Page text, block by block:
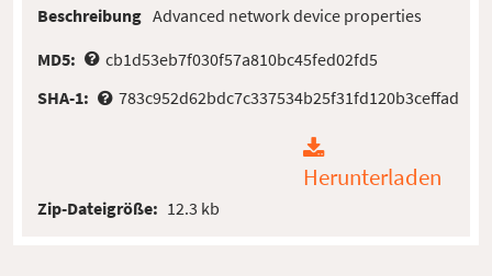
Beschreibung Advanced network device properties
MD5:
cb1d53eb7f030f57a810bc45fed02fd5
SHA-1:
783c952d62bdc7c337534b25f31fd120b3ceffad
Herunterladen
Zip-Dateigröße: 12.3 kb